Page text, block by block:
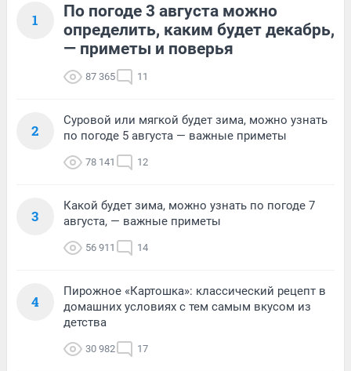
1
По погоде 3 августа можно
определить, каким будет декабрь,
— приметы и поверья
87 365 11
2
Суровой или мягкой будет зима, можно узнать
по погоде 5 августа — важные приметы
78 141 12
3
Какой будет зима, можно узнать по погоде 7
августа, — важные приметы
56 911 14
4
Пирожное «Картошка»: классический рецепт в
домашних условиях с тем самым вкусом из
детства
30 982 17